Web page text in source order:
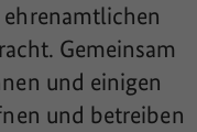
Gemeinsam
und einigen
und betreiben